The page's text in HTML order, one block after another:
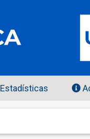
Estadísticas